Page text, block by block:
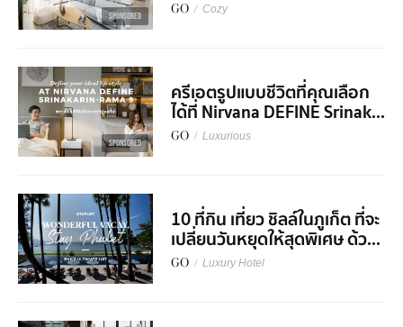
SPONSORED GO / Cozy
SPONSORED
ครีเอตรูปแบบชีวิตที่คุณเลือก
ได้ที่ Nirvana DEFINE Srinak...
GO / Luxurious
10 ที่กิน เที่ยว ชิลล์ในภูเก็ต ที่จะ
เปลี่ยนวันหยุดให้สุดพิเศษ ด้ว...
GO / Luxury Hotel